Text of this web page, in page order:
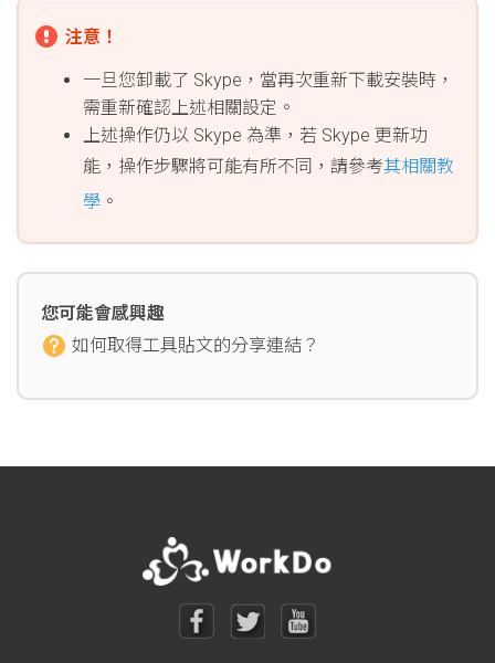
注意！
一旦您卸載了 Skype，當再次重新下載安裝時，
需重新確認上述相關設定。
上述操作仍以 Skype 為準，若 Skype 更新功
能，操作步驟將可能有所不同，請參考其相關教
學 。
您可能會感興趣
如何取得工具貼文的分享連結？